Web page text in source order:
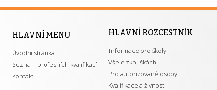
HLAVNÍ MENU
Úvodní stránka
Seznam profesních kvalifikací
Kontakt
HLAVNÍ ROZCESTNÍK
Informace pro školy
Vše o zkouškách
Pro autorizované osoby
Kvalifikace a živnosti